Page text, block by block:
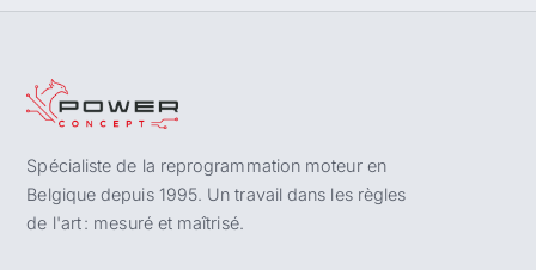
Spécialiste de la reprogrammation moteur en
Belgique depuis 1995. Un travail dans les règles
de l'art : mesuré et maîtrisé.